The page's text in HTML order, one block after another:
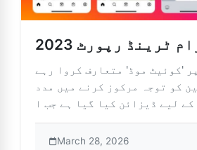
ٹرینڈ رپورٹ
'کوئیٹ موڈ' متعارف کروا رہے
کو توجہ مرکوز کرنے میں مدد
March 28, 2026